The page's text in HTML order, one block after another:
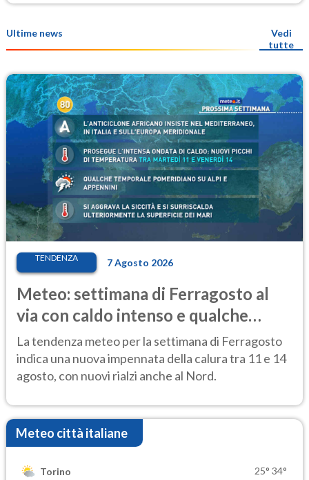
Ultime news
Vedi
tutte
TENDENZA 7 Agosto 2026
Meteo: settimana di Ferragosto al
via con caldo intenso e qualche
temporale
La tendenza meteo per la settimana di Ferragosto
indica una nuova impennata della calura tra 11 e 14
agosto, con nuovi rialzi anche al Nord.
Meteo città italiane
Torino 25° 34°